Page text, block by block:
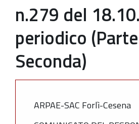
n.279 del
periodico (Parte
Seconda)
ARPAE-SAC Forlì-Cesena